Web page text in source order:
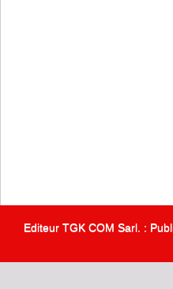
Editeur TGK COM Sarl. :